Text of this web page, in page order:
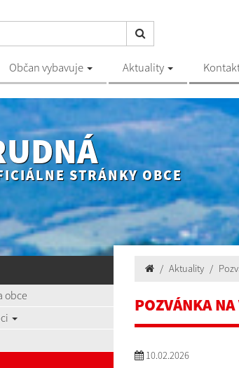
Občan vybavuje Aktuality
STRÁNKY OBCE
obce
Aktuality
POZVÁNKA
10.02.2026